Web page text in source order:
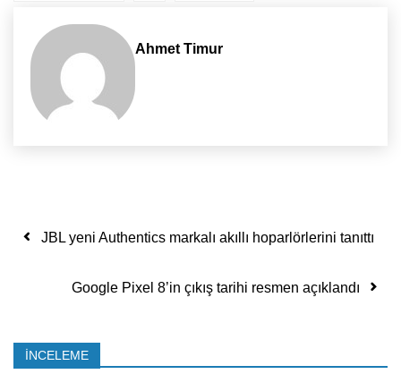
Ahmet Timur
Yazı dolaşımı
JBL yeni Authentics markalı akıllı hoparlörlerini tanıttı
Google Pixel 8’in çıkış tarihi resmen açıklandı
İNCELEME